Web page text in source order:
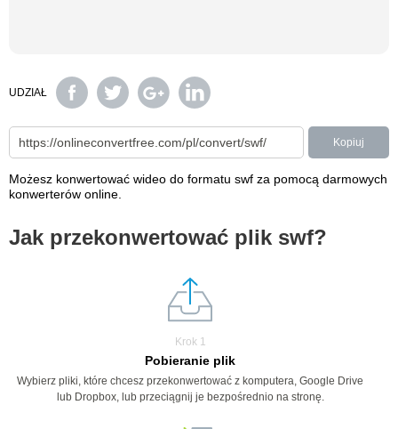
UDZIAŁ
Kopiuj
Możesz konwertować wideo do formatu swf za pomocą darmowych
konwerterów online.
Jak przekonwertować plik swf?
Krok 1
Pobieranie plik
Wybierz pliki, które chcesz przekonwertować z komputera, Google Drive
lub Dropbox, lub przeciągnij je bezpośrednio na stronę.